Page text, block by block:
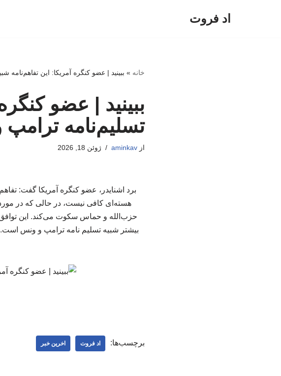
اد فروت
خانه » ببینید | عضو کنگره آمریکا: این
ببینید | عضو
تسلیم‌نامه
ازaminkav ژوئن 18, 2026
برد اشنایدر، عضو کنگره آمریکا گفت:
هسته‌ای کافی نیست، در حالی که در مورد
حزب‌الله و حماس سکوت می‌کند. این
بیشتر شبیه تسلیم نامه ترامپ و ونس است.
برچسب‌ها: اد فروت اخرین خبر